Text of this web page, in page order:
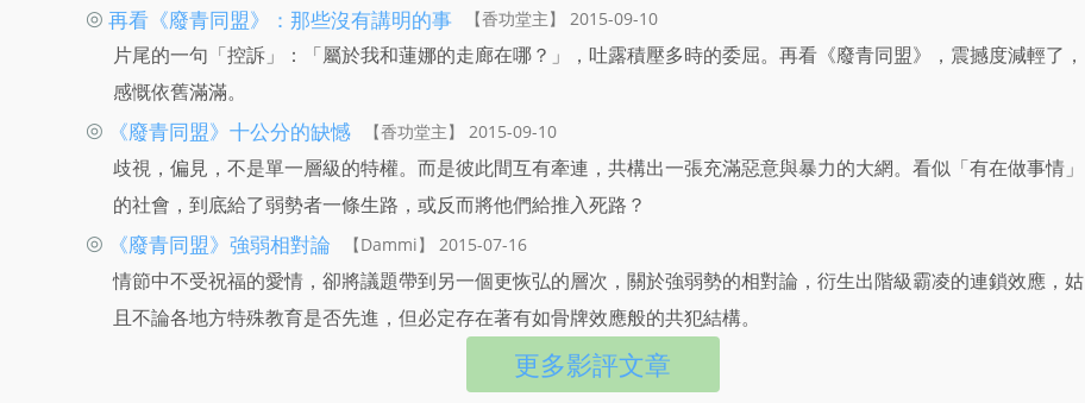
◎ 再看《廢青同盟》：那些沒有講明的事 【香功堂主】 2015-09-10
片尾的一句「控訴」：「屬於我和蓮娜的走廊在哪？」，吐露積壓多時的委屈。再看《廢青同盟》，震撼度減輕了，
感慨依舊滿滿。
◎ 《廢青同盟》十公分的缺憾 【香功堂主】 2015-09-10
歧視，偏見，不是單一層級的特權。而是彼此間互有牽連，共構出一張充滿惡意與暴力的大網。看似「有在做事情」
的社會，到底給了弱勢者一條生路，或反而將他們給推入死路？
◎ 《廢青同盟》強弱相對論 【Dammi】 2015-07-16
情節中不受祝福的愛情，卻將議題帶到另一個更恢弘的層次，關於強弱勢的相對論，衍生出階級霸凌的連鎖效應，姑
且不論各地方特殊教育是否先進，但必定存在著有如骨牌效應般的共犯結構。
更多影評文章